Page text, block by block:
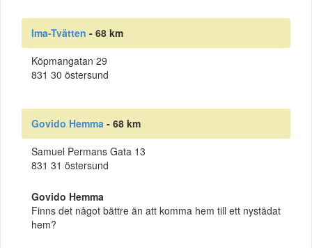
Ima-Tvätten - 68 km
Köpmangatan 29
831 30 östersund
Govido Hemma - 68 km
Samuel Permans Gata 13
831 31 östersund
Govido Hemma
Finns det något bättre än att komma hem till ett nystädat
hem?